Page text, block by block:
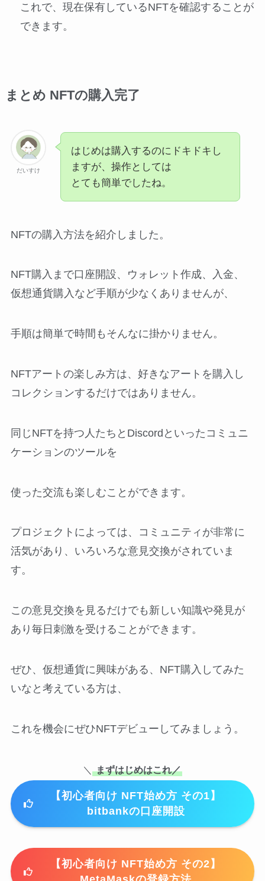
これで、現在保有しているNFTを確認することが
できます。
まとめ NFTの購入完了
だいすけ
はじめは購入するのにドキドキし
ますが、操作としては
とても簡単でしたね。
NFTの購入方法を紹介しました。
NFT購入まで口座開設、ウォレット作成、入金、
仮想通貨購入など手順が少なくありませんが、
手順は簡単で時間もそんなに掛かりません。
NFTアートの楽しみ方は、好きなアートを購入し
コレクションするだけではありません。
同じNFTを持つ人たちとDiscordといったコミュニ
ケーションのツールを
使った交流も楽しむことができます。
プロジェクトによっては、コミュニティが非常に
活気があり、いろいろな意見交換がされていま
す。
この意見交換を見るだけでも新しい知識や発見が
あり毎日刺激を受けることができます。
ぜひ、仮想通貨に興味がある、NFT購入してみた
いなと考えている方は、
これを機会にぜひNFTデビューしてみましょう。
＼ まずはじめはこれ／
【初心者向け NFT始め方 その1】
bitbankの口座開設
【初心者向け NFT始め方 その2】